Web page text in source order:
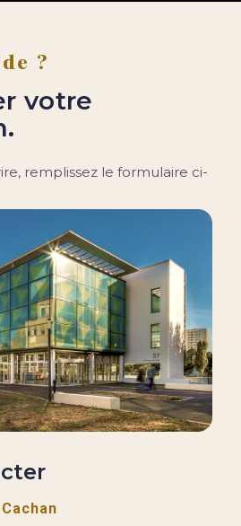
?
votre
remplissez le formulaire ci-